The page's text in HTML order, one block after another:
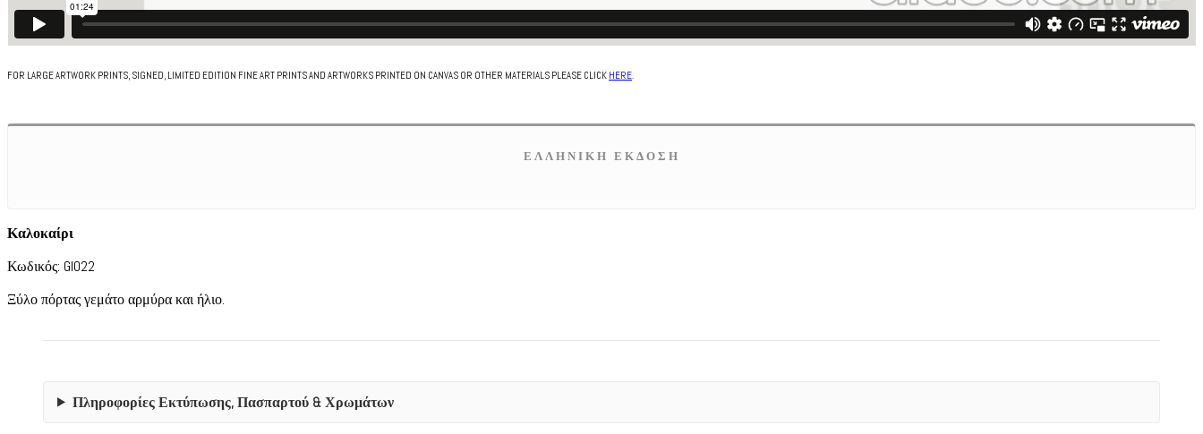
FOR LARGE ARTWORK PRINTS, SIGNED, LIMITED EDITION FINE ART PRINTS AND ARTWORKS PRINTED ON CANVAS OR OTHER MATERIALS PLEASE CLICK HERE
ΕΛΛΗΝΙΚΗ ΕΚΔΟΣΗ
Καλοκαίρι
Κωδικός: GI022
Ξύλο πόρτας γεμάτο αρμύρα και ήλιο.
Πληροφορίες Εκτύπωσης, Πασπαρτού & Χρωμάτων